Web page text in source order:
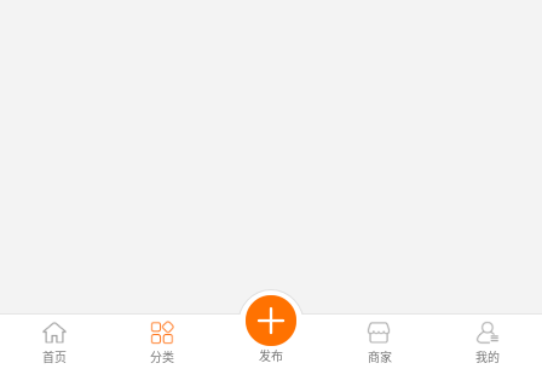
首页 分类 发布 商家 我的